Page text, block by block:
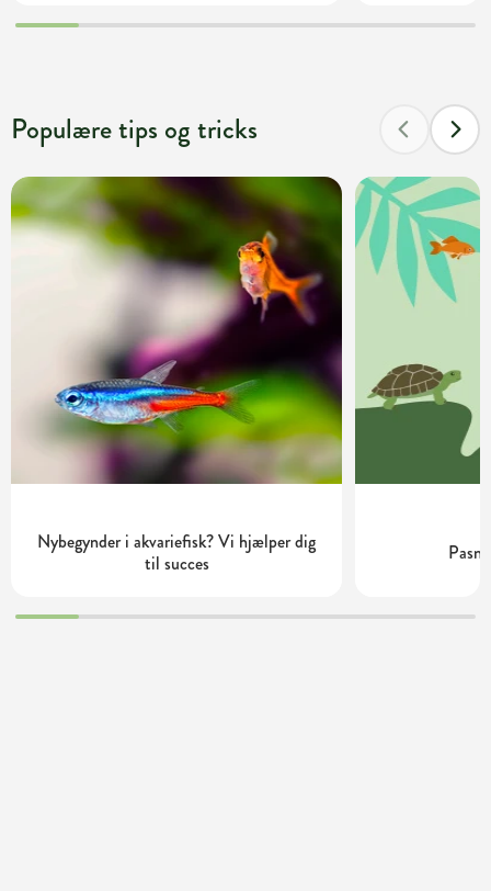
Populære tips og tricks
Nybegynder i akvariefisk? Vi hjælper dig
til succes